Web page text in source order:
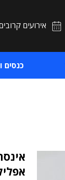
אירועים
כנסים